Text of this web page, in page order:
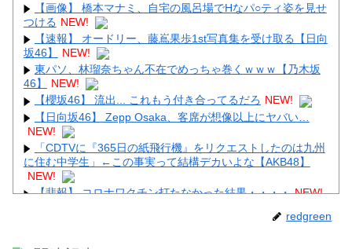
Powered by livedoor 相互RSS
【画像】 橋本マナミ、自宅の風呂場でHなパ○ティ姿を見せ
つける NEW!
【速報】 オードリー、藤嶌果歩1st写真集を受け取る【日向
坂46】
NEW!
東パソ、林瑠奈ちゃん不在でめっちゃ巻くｗｗｗ【乃木坂
46】
NEW!
【櫻坂46】 流出... これもう付き合ってるだろ NEW!
【日向坂46】 Zepp Osaka、客席が想像以上にヤバい…
NEW!
「CDTVに『365日の紙飛行機』をリクエストしたのは九州
に住む中学生」←この事実って結構デカいよな【AKB48】
NEW!
【悲報】 コロナワクチン打たなかった結果・・・・ NEW!
【画像】 こんなだらしない体型の女子が好きなやついる？
redgreen